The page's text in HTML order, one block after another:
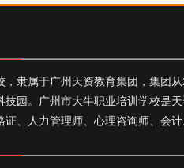
，隶属于广州天资教育集团，集团
园。广州市大牛职业培训学校是
、人力管理师、心理咨询师、会计